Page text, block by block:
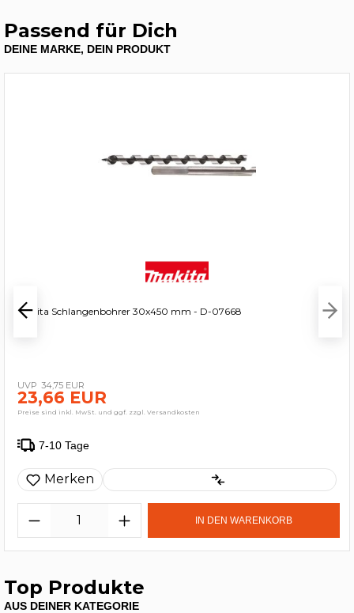
Passend für Dich
DEINE MARKE, DEIN PRODUKT
Makita Schlangenbohrer 30x450 mm - D-07668
34,75 EUR
23,66 EUR
Preise sind inkl. MwSt. und ggf. zzgl. Versandkosten
7-10 Tage
Merken
IN DEN WARENKORB
Top Produkte
AUS DEINER KATEGORIE